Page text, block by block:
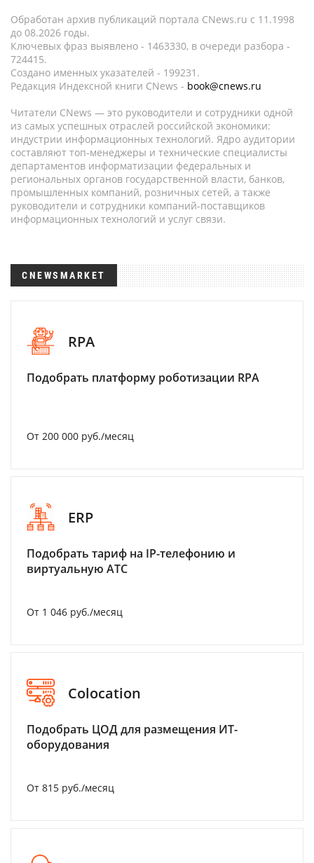
Обработан архив публикаций портала CNews.ru c 11.1998
до 08.2026 годы.
Ключевых фраз выявлено - 1463330, в очереди разбора -
724415.
Создано именных указателей - 199231.
Редакция Индексной книги CNews - book@cnews.ru
Читатели CNews — это руководители и сотрудники одной
из самых успешных отраслей российской экономики:
индустрии информационных технологий. Ядро аудитории
составляют топ-менеджеры и технические специалисты
департаментов информатизации федеральных и
региональных органов государственной власти, банков,
промышленных компаний, розничных сетей, а также
руководители и сотрудники компаний-поставщиков
информационных технологий и услуг связи.
CNEWSMARKET
RPA
Подобрать платформу роботизации RPA
От 200 000 руб./месяц
ERP
Подобрать тариф на IP-телефонию и
виртуальную АТС
От 1 046 руб./месяц
Colocation
Подобрать ЦОД для размещения ИТ-
оборудования
От 815 руб./месяц